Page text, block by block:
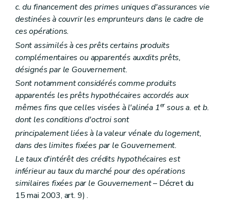
c. du financement des primes uniques d'assurances vie
destinées à couvrir les emprunteurs dans le cadre de
ces opérations.
Sont assimilés à ces prêts certains produits
complémentaires ou apparentés auxdits prêts,
désignés par le Gouvernement.
Sont notamment considérés comme produits
apparentés les prêts hypothécaires accordés aux
mêmes fins que celles visées à l'alinéa 1ersous a. et b.
dont les conditions d'octroi sont
principalement liées à la valeur vénale du logement,
dans des limites fixées par le Gouvernement.
Le taux d'intérêt des crédits hypothécaires est
inférieur au taux du marché pour des opérations
similaires fixées par le Gouvernement– Décret du
15 mai 2003, art. 9) .